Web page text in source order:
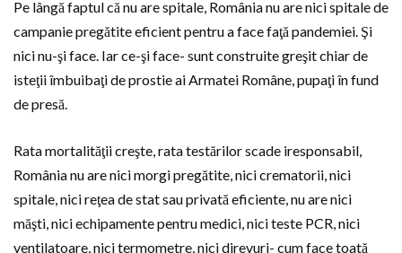
Pe lângă faptul că nu are spitale, România nu are nici spitale de
campanie pregătite eficient pentru a face faţă pandemiei. Şi
nici nu-şi face. Iar ce-şi face- sunt construite greşit chiar de
isteţii îmbuibaţi de prostie ai Armatei Române, pupaţi în fund
de presă.
Rata mortalităţii creşte, rata testărilor scade iresponsabil,
România nu are nici morgi pregătite, nici crematorii, nici
spitale, nici reţea de stat sau privată eficiente, nu are nici
măşti, nici echipamente pentru medici, nici teste PCR, nici
ventilatoare, nici termometre, nici direvuri- cum face toată